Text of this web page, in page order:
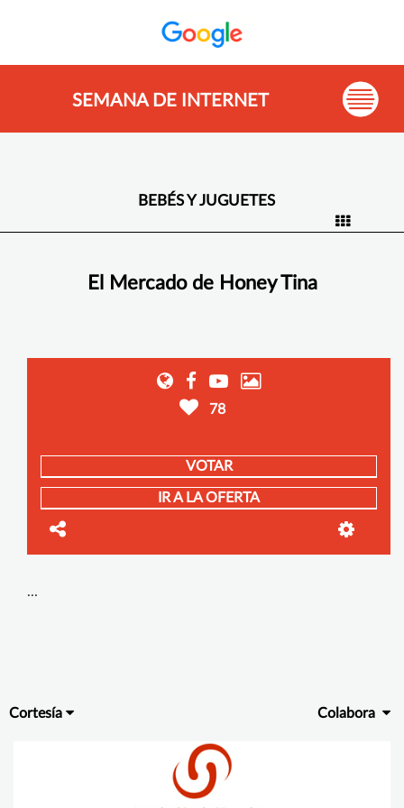
SEMANA DE INTERNET
BEBÉS Y JUGUETES
El Mercado de Honey Tina
78
VOTAR
IR A LA OFERTA
...
Cortesía Colabora